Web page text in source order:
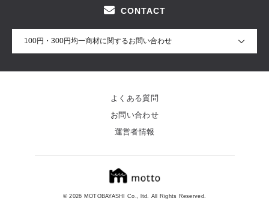
CONTACT
100円・300円均一商材に関するお問い合わせ
© 2026 MOTOBAYASHI Co., ltd. All Rights Reserved.
よくある質問
お問い合わせ
運営者情報